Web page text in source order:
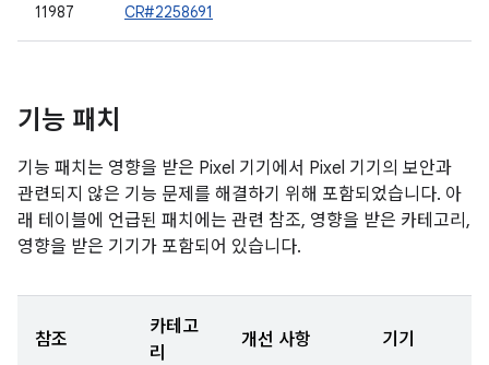
11987
CR#2258691
기능 패치
기능 패치는 영향을 받은 Pixel 기기에서 Pixel 기기의 보안과
관련되지 않은 기능 문제를 해결하기 위해 포함되었습니다. 아
래 테이블에 언급된 패치에는 관련 참조, 영향을 받은 카테고리,
영향을 받은 기기가 포함되어 있습니다.
참조
카테고
리
개선 사항 기기